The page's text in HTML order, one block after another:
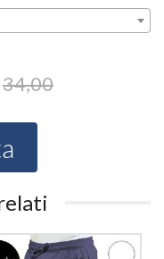
34,00